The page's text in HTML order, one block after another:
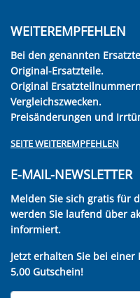
WEITEREMPFEHLEN
Bei den genannten
Original-Ersatzteile.
Original
Vergleichszwecken.
Preisänderungen und
SEITE WEITEREMPFEHLEN
E-MAIL-NEWSLETTER
Melden Sie sich gratis für
werden Sie laufend über
informiert.
Jetzt erhalten Sie bei
5,00 Gutschein!